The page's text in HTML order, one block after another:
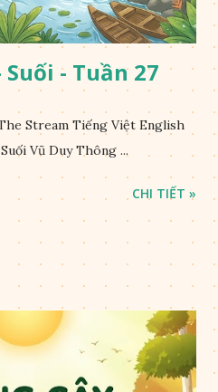
- Tuần 27
Stream Tiếng Việt English
Vũ Duy Thông ...
CHI TIẾT »